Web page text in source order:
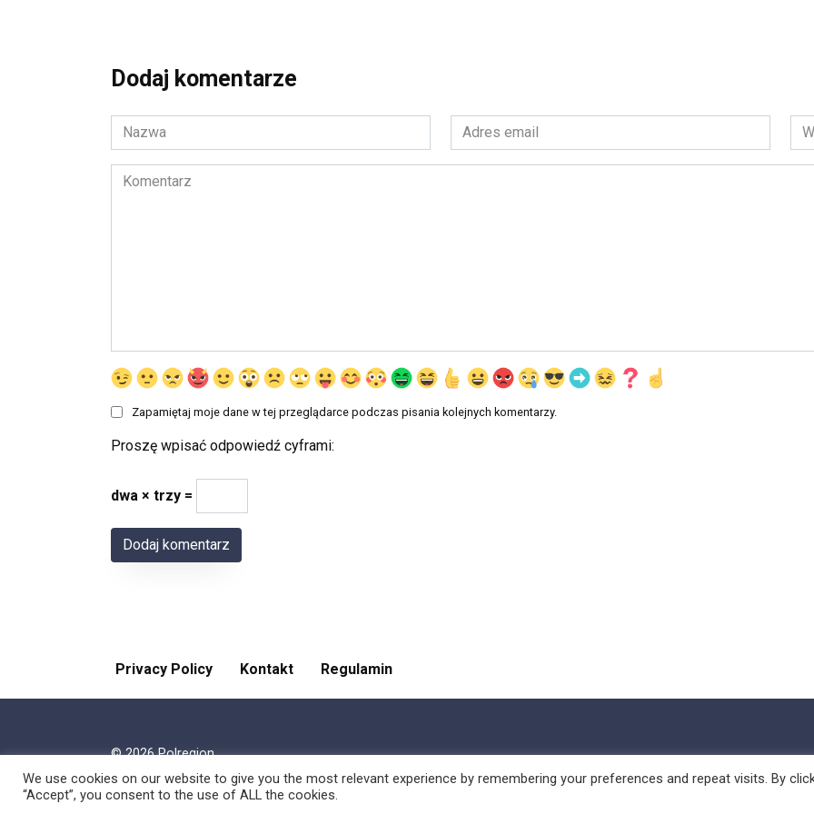
Dodaj komentarze
Nazwa
*
Adres
email
*
Komentarz
Zapamiętaj moje dane w tej przeglądarce podczas pisania kolejnych komentarzy.
Proszę wpisać odpowiedź cyframi:
dwa × trzy =
Privacy Policy Kontakt Regulamin
© 2026 Polregion
We use cookies on our website to give you the most relevant experience by remembering your preferences and repeat visits. By
“Accept”, you consent to the use of ALL the cookies.